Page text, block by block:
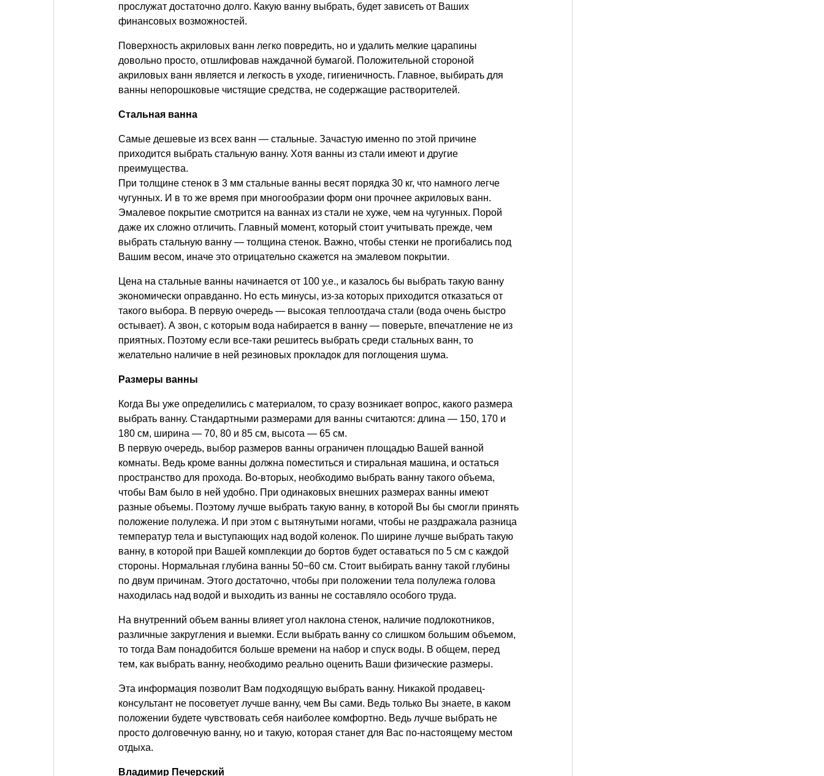
прослужат достаточно долго. Какую ванну выбрать, будет зависеть от Ваших
финансовых возможностей.
Поверхность акриловых ванн легко повредить, но и удалить мелкие царапины
довольно просто, отшлифовав наждачной бумагой. Положительной стороной
акриловых ванн является и легкость в уходе, гигиеничность. Главное, выбирать для
ванны непорошковые чистящие средства, не содержащие растворителей.
Стальная ванна
Самые дешевые из всех ванн — стальные. Зачастую именно по этой причине
приходится выбрать стальную ванну. Хотя ванны из стали имеют и другие
преимущества.
При толщине стенок в 3 мм стальные ванны весят порядка 30 кг, что намного легче
чугунных. И в то же время при многообразии форм они прочнее акриловых ванн.
Эмалевое покрытие смотрится на ваннах из стали не хуже, чем на чугунных. Порой
даже их сложно отличить. Главный момент, который стоит учитывать прежде, чем
выбрать стальную ванну — толщина стенок. Важно, чтобы стенки не прогибались под
Вашим весом, иначе это отрицательно скажется на эмалевом покрытии.
Цена на стальные ванны начинается от 100 у.е., и казалось бы выбрать такую ванну
экономически оправданно. Но есть минусы, из-за которых приходится отказаться от
такого выбора. В первую очередь — высокая теплоотдача стали (вода очень быстро
остывает). А звон, с которым вода набирается в ванну — поверьте, впечатление не из
приятных. Поэтому если все-таки решитесь выбрать среди стальных ванн, то
желательно наличие в ней резиновых прокладок для поглощения шума.
Размеры ванны
Когда Вы уже определились с материалом, то сразу возникает вопрос, какого размера
выбрать ванну. Стандартными размерами для ванны считаются: длина — 150, 170 и
180 см, ширина — 70, 80 и 85 см, высота — 65 см.
В первую очередь, выбор размеров ванны ограничен площадью Вашей ванной
комнаты. Ведь кроме ванны должна поместиться и стиральная машина, и остаться
пространство для прохода. Во-вторых, необходимо выбрать ванну такого объема,
чтобы Вам было в ней удобно. При одинаковых внешних размерах ванны имеют
разные объемы. Поэтому лучше выбрать такую ванну, в которой Вы бы смогли принять
положение полулежа. И при этом с вытянутыми ногами, чтобы не раздражала разница
температур тела и выступающих над водой коленок. По ширине лучше выбрать такую
ванну, в которой при Вашей комплекции до бортов будет оставаться по 5 см с каждой
стороны. Нормальная глубина ванны 50−60 см. Стоит выбирать ванну такой глубины
по двум причинам. Этого достаточно, чтобы при положении тела полулежа голова
находилась над водой и выходить из ванны не составляло особого труда.
На внутренний объем ванны влияет угол наклона стенок, наличие подлокотников,
различные закругления и выемки. Если выбрать ванну со слишком большим объемом,
то тогда Вам понадобится больше времени на набор и спуск воды. В общем, перед
тем, как выбрать ванну, необходимо реально оценить Ваши физические размеры.
Эта информация позволит Вам подходящую выбрать ванну. Никакой продавец-
консультант не посоветует лучше ванну, чем Вы сами. Ведь только Вы знаете, в каком
положении будете чувствовать себя наиболее комфортно. Ведь лучше выбрать не
просто долговечную ванну, но и такую, которая станет для Вас по-настоящему местом
отдыха.
Владимир Печерский